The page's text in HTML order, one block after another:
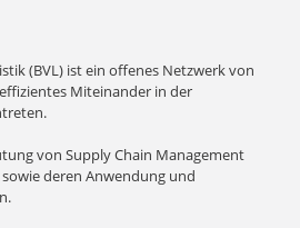
(BVL) ist ein offenes Netzwerk von
Miteinander in der
von Supply Chain Management
deren Anwendung und